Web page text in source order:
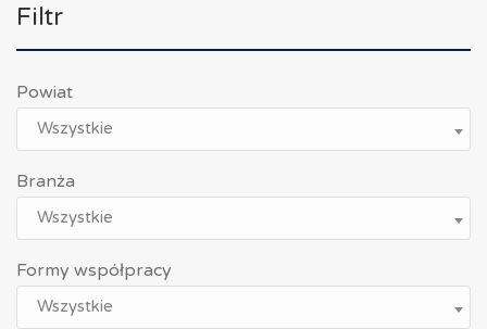
Filtr
Powiat
Wszystkie
Branża
Wszystkie
Formy współpracy
Wszystkie